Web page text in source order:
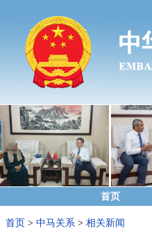
首页
首页 > 中马关系 > 相关新闻